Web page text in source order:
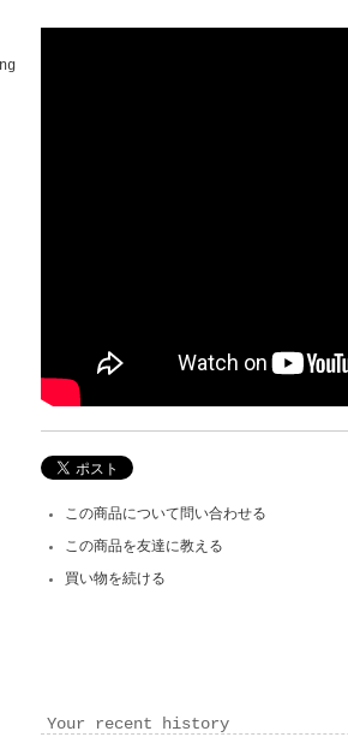
この商品について問い合わせる
この商品を友達に教える
買い物を続ける
Your recent history